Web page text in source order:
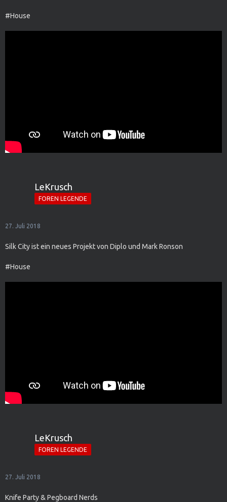
#House
LeKrusch
FOREN LEGENDE
27. Juli 2018
Silk City ist ein neues Projekt von Diplo und Mark Ronson
#House
LeKrusch
FOREN LEGENDE
27. Juli 2018
Knife Party & Pegboard Nerds